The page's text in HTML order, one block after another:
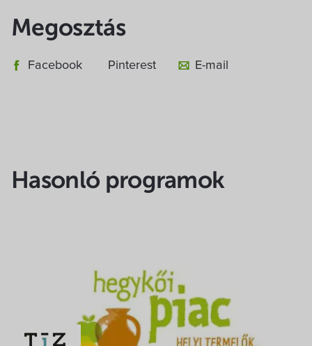
Megosztás
Facebook Pinterest E-mail
Hasonló programok